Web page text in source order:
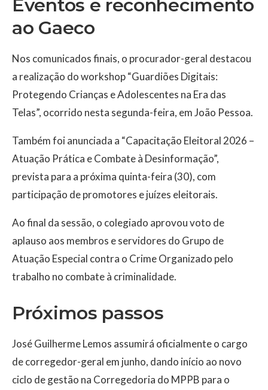
Eventos e reconhecimento
ao Gaeco
Nos comunicados finais, o procurador-geral destacou
a realização do workshop “Guardiões Digitais:
Protegendo Crianças e Adolescentes na Era das
Telas”, ocorrido nesta segunda-feira, em João Pessoa.
Também foi anunciada a “Capacitação Eleitoral 2026 –
Atuação Prática e Combate à Desinformação”,
prevista para a próxima quinta-feira (30), com
participação de promotores e juízes eleitorais.
Ao final da sessão, o colegiado aprovou voto de
aplauso aos membros e servidores do Grupo de
Atuação Especial contra o Crime Organizado pelo
trabalho no combate à criminalidade.
Próximos passos
José Guilherme Lemos assumirá oficialmente o cargo
de corregedor-geral em junho, dando início ao novo
ciclo de gestão na Corregedoria do MPPB para o